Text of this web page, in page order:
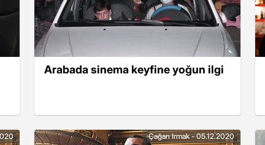
Arabada sinema keyfine yoğun ilgi
Çağan Irmak - 05.12.2020